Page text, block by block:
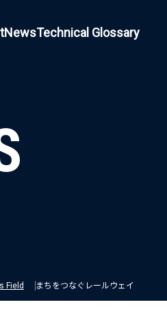
NewsTechnical Glossary
Field まちをつなぐレールウェイ